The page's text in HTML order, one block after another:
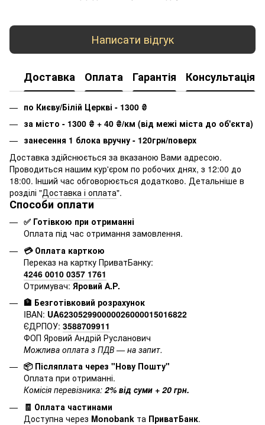
Написати відгук
Доставка Оплата Гарантія Консультація
по Києву/Білій Церкві - 1300 ₴
за місто - 1300 ₴ + 40 ₴/км (від межі міста до об'єкта)
занесення 1 блока вручну - 120грн/поверх
Доставка здійснюється за вказаною Вами адресою.
Проводиться нашим кур'єром по робочих днях, з 12:00 до
18:00. Інший час обговорюється додатково. Детальніше в
розділі "Доставка і оплата".
Способи оплати
✅ Готівкою при отриманні
Оплата під час отримання замовлення.
💳 Оплата карткою
Переказ на картку ПриватБанку:
4246 0010 0357 1761
Отримувач: Яровий А.Р.
🏦 Безготівковий розрахунок
IBAN: UA623052990000026000015016822
ЄДРПОУ: 3588709911
ФОП Яровий Андрій Русланович
Можлива оплата з ПДВ — на запит.
📦 Післяплата через "Нову Пошту"
Оплата при отриманні.
Комісія перевізника: 2% від суми + 20 грн.
🧾 Оплата частинами
Доступна через Monobank та ПриватБанк.